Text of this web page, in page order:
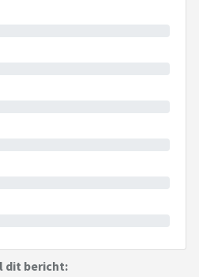
dit bericht: